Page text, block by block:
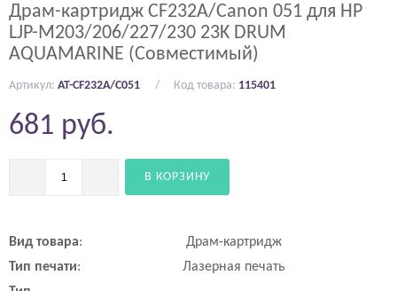
Драм-картридж CF232A/Canon 051 для HP
LJP-M203/206/227/230 23K DRUM
AQUAMARINE (Совместимый)
Артикул: AT-CF232A/C051 Код товара: 115401
Вид товара:
Драм-картридж
Тип печати:
Лазерная печать
681 руб.
В КОРЗИНУ